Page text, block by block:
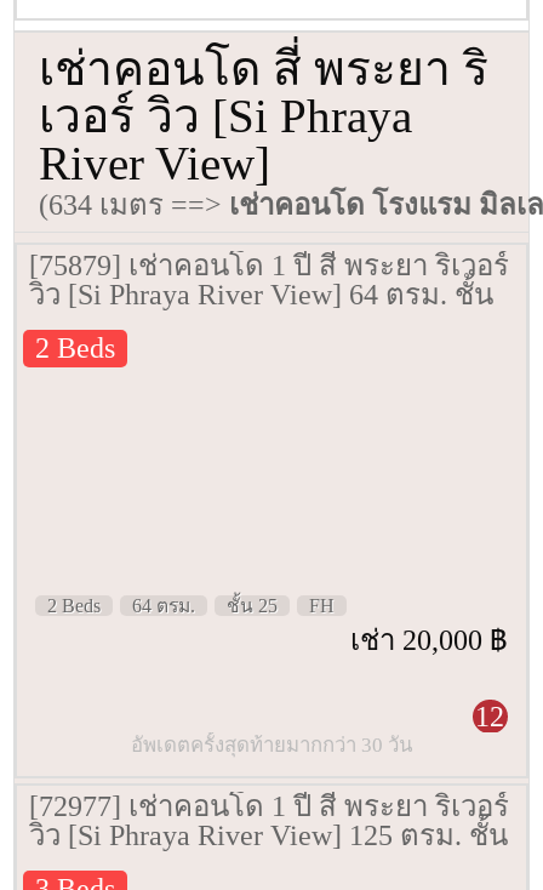
เช่าคอนโด สี่ พระยา ริ
เวอร์ วิว [Si Phraya
River View]
(634 เมตร ==> เช่าคอนโด โรงแรม มิล
[75879] เช่าคอนโด 1 ปี สี่ พระยา ริเวอร์
วิว [Si Phraya River View] 64 ตรม. ชั้น
25
2 Beds
2 Beds 64 ตรม. ชั้น 25 FH
เช่า 20,000 ฿
12
อัพเดตครั้งสุดท้ายมากกว่า 30 วัน
[72977] เช่าคอนโด 1 ปี สี่ พระยา ริเวอร์
วิว [Si Phraya River View] 125 ตรม. ชั้น
19